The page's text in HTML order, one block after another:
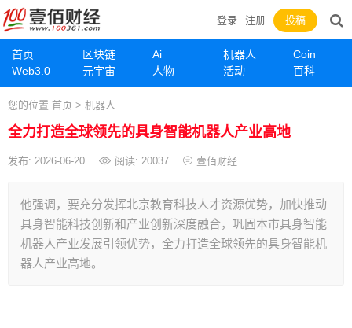
首页 区块链 Ai 机器人
Coin
Web3.0
元宇宙 人物 活动 百科
登录 注册 投稿
您的位置 首页 > 机器人
全力打造全球领先的具身智能机器人产业高地
发布: 2026-06-20 阅读: 20037 壹佰财经
他强调，要充分发挥北京教育科技人才资源优势，加快推动
具身智能科技创新和产业创新深度融合，巩固本市具身智能
机器人产业发展引领优势，全力打造全球领先的具身智能机
器人产业高地。